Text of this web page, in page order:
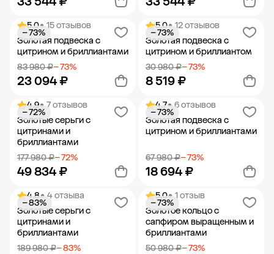
Добавить в корзину Добавить в корзину
5.0• 15 отзывов
Золотая подвеска с
цитрином и бриллиантами
83 980 ₽− 73%
23 094 ₽
− 73%
Добавить в корзину
5.0• 12 отзывов
Золотая подвеска с
цитрином и бриллиантом
30 980 ₽− 73%
8 519 ₽
− 73%
Добавить в корзину
4.9• 7 отзывов
Золотые серьги с
цитринами и
бриллиантами
177 980 ₽− 72%
49 834 ₽
− 72%
Добавить в корзину
4.7• 6 отзывов
Золотая подвеска с
цитрином и бриллиантами
67 980 ₽− 73%
18 694 ₽
− 73%
Добавить в корзину
4.8• 4 отзыва
Золотые серьги с
цитринами и
бриллиантами
189 980 ₽− 83%
− 83%
5.0• 1 отзыв
Золотое кольцо с
сапфиром выращенным и
бриллиантами
50 980 ₽− 73%
− 73%